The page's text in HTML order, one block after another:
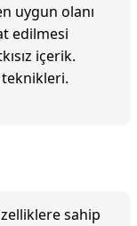
uygun olanı
edilmesi
içerik.
teknikleri.
sahip